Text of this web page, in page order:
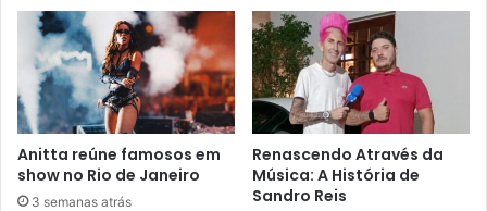
Anitta reúne famosos em
show no Rio de Janeiro
3 semanas atrás
Renascendo Através da
Música: A História de
Sandro Reis